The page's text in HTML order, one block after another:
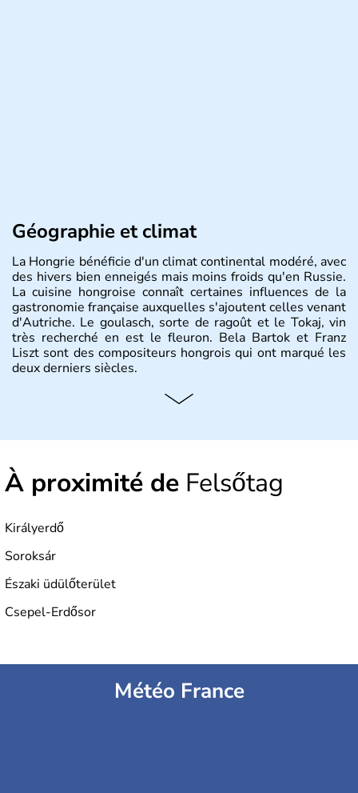
Géographie et climat
La Hongrie bénéficie d'un climat continental modéré, avec
des hivers bien enneigés mais moins froids qu'en Russie.
La cuisine hongroise connaît certaines influences de la
gastronomie française auxquelles s'ajoutent celles venant
d'Autriche. Le goulasch, sorte de ragoût et le Tokaj, vin
très recherché en est le fleuron. Bela Bartok et Franz
Liszt sont des compositeurs hongrois qui ont marqué les
deux derniers siècles.
Histoire et administration
depuis 2004, la Hongrie est aussi appelée « pays magyar
pays dont la langue est bien-sûr le hongrois et la
monnaie le forint. Sa capitale s'appelle Budapest.
développée en Hongrie.
À proximité de Felsőtag
Királyerdő
Soroksár
Északi üdülőterület
Csepel-Erdősor
Météo France